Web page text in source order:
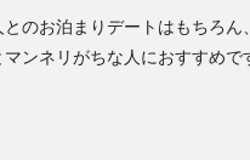
とのお泊まりデートはもちろん
ンネリがちな人におすすめで